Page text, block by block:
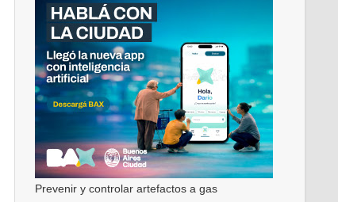
Prevenir y controlar artefactos a gas